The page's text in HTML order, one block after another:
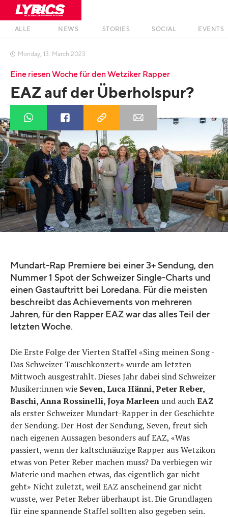
ALLE NEWS STORIES SOCIAL EVENTS
 Monday, 13. March 2023
Eine riesen Woche für den Wetziker Rapper
EAZ auf der Überholspur?
Mundart-Rap Premiere bei einer 3+ Sendung, den
Nummer 1 Spot der Schweizer Single-Charts und
einen Gastauftritt bei Loredana. Für die meisten
beschreibt das Achievements von mehreren
Jahren, für den Rapper EAZ war das alles Teil der
letzten Woche.
Die Erste Folge der Vierten Staffel «Sing meinen Song -
Das Schweizer Tauschkonzert» wurde am letzten
Mittwoch ausgestrahlt. Dieses Jahr dabei sind Schweizer
Musiker:innen wie Seven, Luca Hänni, Peter Reber,
Baschi, Anna Rossinelli, Joya Marleenund auchEAZ
als erster Schweizer Mundart-Rapper in der Geschichte
der Sendung. Der Host der Sendung, Seven, freut sich
nach eigenen Aussagen besonders auf EAZ, «Was
passiert, wenn der kaltschnäuzige Rapper aus Wetzikon
etwas von Peter Reber machen muss? Da verbiegen wir
Materie und machen etwas, das eigentlich gar nicht
geht» Nicht zuletzt, weil EAZ anscheinend gar nicht
wusste, wer Peter Reber überhaupt ist. Die Grundlagen
für eine spannende Staffel sollten also gegeben sein.